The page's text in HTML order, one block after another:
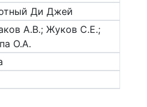
Ди Джей
А.В.; Жуков С.Е.;
О.А.